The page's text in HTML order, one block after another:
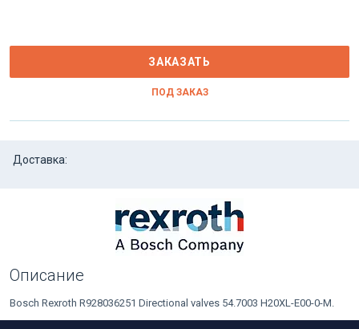
ЗАКАЗАТЬ
ПОД ЗАКАЗ
Доставка:
Описание
Bosch Rexroth R928036251 Directional valves 54.7003 H20XL-E00-0-M.